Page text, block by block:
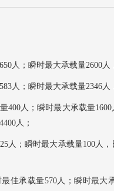
人；瞬时最大承载量2600
人；瞬时最大承载量2346人
400人；瞬时最大承载量
人；
人；瞬时最大承载量100人
佳承载量570人；瞬时最大